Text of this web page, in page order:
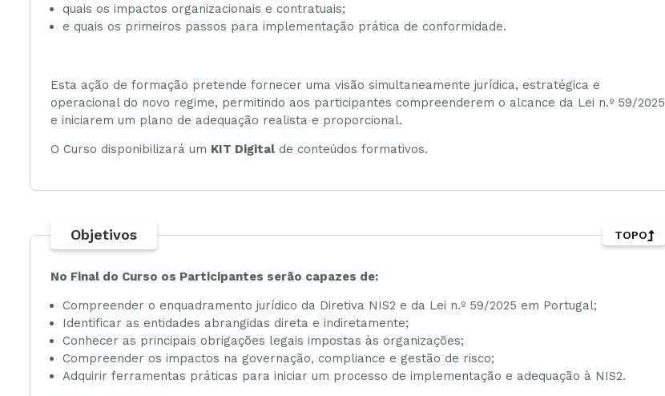
quais os impactos organizacionais e contratuais;
e quais os primeiros passos para implementação prática de conformidade.
Esta ação de formação pretende fornecer uma visão simultaneamente jurídica, estratégica e
operacional do novo regime, permitindo aos participantes compreenderem o alcance da Lei n.º 59/2025
e iniciarem um plano de adequação realista e proporcional.
O Curso disponibilizará um KIT Digital de conteúdos formativos.
Objetivos
No Final do Curso os Participantes serão capazes de:
Compreender o enquadramento jurídico da Diretiva NIS2 e da Lei n.º 59/2025 em Portugal;
Identificar as entidades abrangidas direta e indiretamente;
Conhecer as principais obrigações legais impostas às organizações;
Compreender os impactos na governação, compliance e gestão de risco;
Adquirir ferramentas práticas para iniciar um processo de implementação e adequação à NIS2.
TOPO